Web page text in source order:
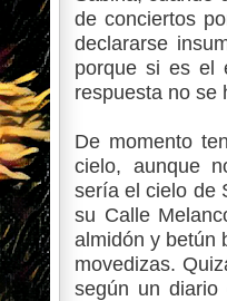
de conciertos
declararse
porque si es el
respuesta no se
De momento
cielo, aunque
sería el cielo de
su Calle
almidón y betún
movedizas.
según un